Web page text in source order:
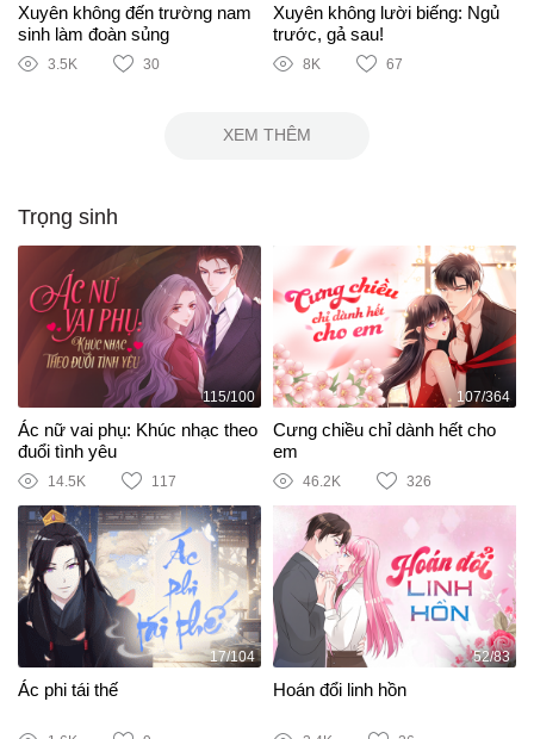
Xuyên không đến trường nam
sinh làm đoàn sủng
3.5K 30
Xuyên không lười biếng: Ngủ
trước, gả sau!
8K 67
XEM THÊM
Trọng sinh
115/100
Ác nữ vai phụ: Khúc nhạc theo
đuổi tình yêu
14.5K 117
107/364
Cưng chiều chỉ dành hết cho
em
46.2K 326
17/104
Ác phi tái thế
52/83
Hoán đổi linh hồn